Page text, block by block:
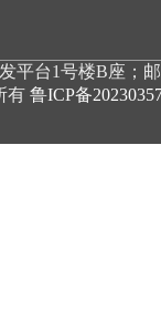
台1号楼B座；邮
有 鲁ICP备